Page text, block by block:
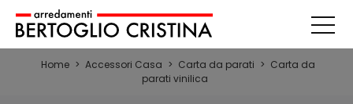
Home > Accessori Casa > Carta da parati > Carta da
parati vinilica